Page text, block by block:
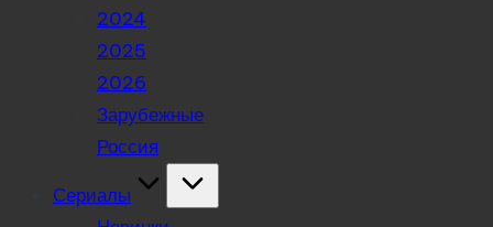
2024
2025
2026
Зарубежные
Россия
Сериалы